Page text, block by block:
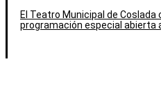
El Teatro Municipal de Coslada
programación especial abierta